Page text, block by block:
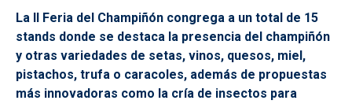
La II Feria del Champiñón congrega a un total de 15
stands donde se destaca la presencia del champiñón
y otras variedades de setas, vinos, quesos, miel,
pistachos, trufa o caracoles, además de propuestas
más innovadoras como la cría de insectos para